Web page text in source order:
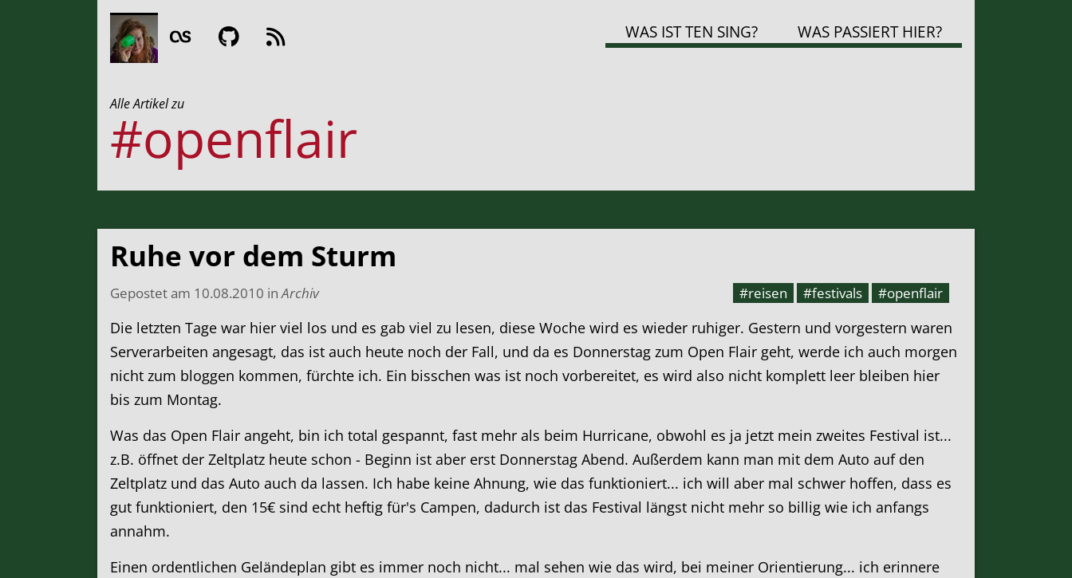
WAS IST TEN SING? WAS PASSIERT HIER?
Alle Artikel zu
#openflair
Ruhe vor dem Sturm
Gepostet am 10.08.2010 inArchiv #reisen #festivals
#openflair
Die letzten Tage war hier viel los und es gab viel zu lesen, diese Woche wird es wieder ruhiger. Gestern und vorgestern waren
Serverarbeiten angesagt, das ist auch heute noch der Fall, und da es Donnerstag zum Open Flair geht, werde ich auch morgen
nicht zum bloggen kommen, fürchte ich. Ein bisschen was ist noch vorbereitet, es wird also nicht komplett leer bleiben hier
bis zum Montag.
Was das Open Flair angeht, bin ich total gespannt, fast mehr als beim Hurricane, obwohl es ja jetzt mein zweites Festival ist...
z.B. öffnet der Zeltplatz heute schon - Beginn ist aber erst Donnerstag Abend. Außerdem kann man mit dem Auto auf den
Zeltplatz und das Auto auch da lassen. Ich habe keine Ahnung, wie das funktioniert... ich will aber mal schwer hoffen, dass es
gut funktioniert, den 15€ sind echt heftig für's Campen, dadurch ist das Festival längst nicht mehr so billig wie ich anfangs
annahm.
Einen ordentlichen Geländeplan gibt es immer noch nicht... mal sehen wie das wird, bei meiner Orientierung... ich erinnere